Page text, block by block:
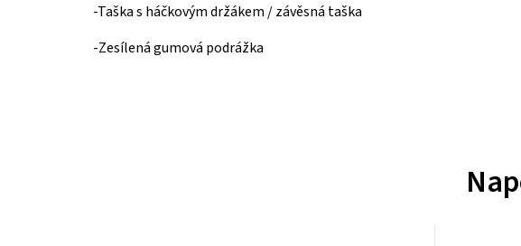
-Taška s háčkovým držákem / závěsná taška
-Zesílená gumová podrážka